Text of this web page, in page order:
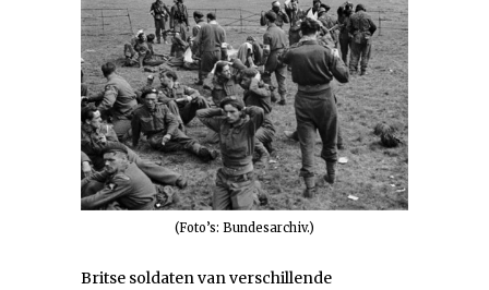
(Foto’s: Bundesarchiv.)
Britse soldaten van verschillende